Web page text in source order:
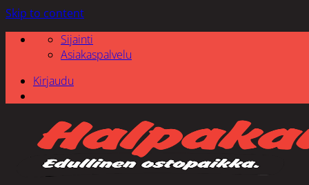
Skip to content
Sijainti
Asiakaspalvelu
Kirjaudu